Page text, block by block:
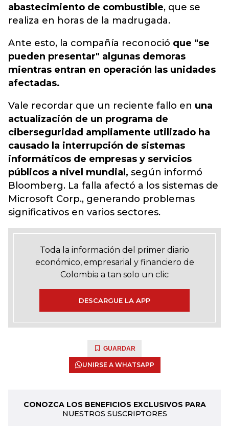
abastecimiento de combustible, que se
realiza en horas de la madrugada.
Ante esto, la compañía reconoció que "se
pueden presentar" algunas demoras
mientras entran en operación las unidades
afectadas.
Vale recordar que un reciente fallo en una
actualización de un programa de
ciberseguridad ampliamente utilizado ha
causado la interrupción de sistemas
informáticos de empresas y servicios
públicos a nivel mundial, según informó
Bloomberg. La falla afectó a los sistemas de
Microsoft Corp., generando problemas
significativos en varios sectores.
Toda la información del primer diario
económico, empresarial y financiero de
Colombia a tan solo un clic
DESCARGUE LA APP
GUARDAR
UNIRSE A WHATSAPP
CONOZCA LOS BENEFICIOS EXCLUSIVOS PARA
NUESTROS SUSCRIPTORES